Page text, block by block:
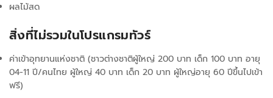
ผลไม้สด
สิ่งที่ไม่รวมในโปรแกรมทัวร์
ค่าเข้าอุทยานแห่งชาติ (ชาวต่างชาติผู้ใหญ่ 200 บาท เด็ก 100 บาท อายุ
04-11 ปี/คนไทย ผู้ใหญ่ 40 บาท เด็ก 20 บาท ผู้ใหญ่อายุ 60 ปีขึ้นไปเข้า
ฟรี)